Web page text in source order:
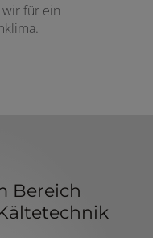
für ein
Bereich